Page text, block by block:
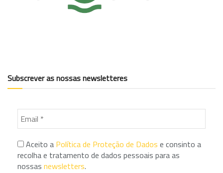
Subscrever as nossas newsletteres
Aceito a Política de Proteção de Dados e consinto a
recolha e tratamento de dados pessoais para as
nossas newsletters.